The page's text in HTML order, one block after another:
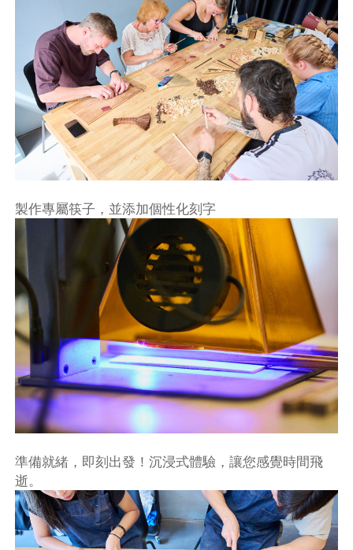
製作專屬筷子，並添加個性化刻字
準備就緒，即刻出發！沉浸式體驗，讓您感覺時間飛
逝。